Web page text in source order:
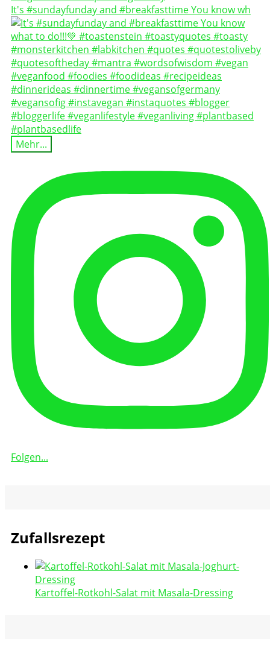
It's #sundayfunday and #breakfasttime You know wh
Mehr...
Folgen...
Zufallsrezept
Kartoffel-Rotkohl-Salat mit Masala-Dressing